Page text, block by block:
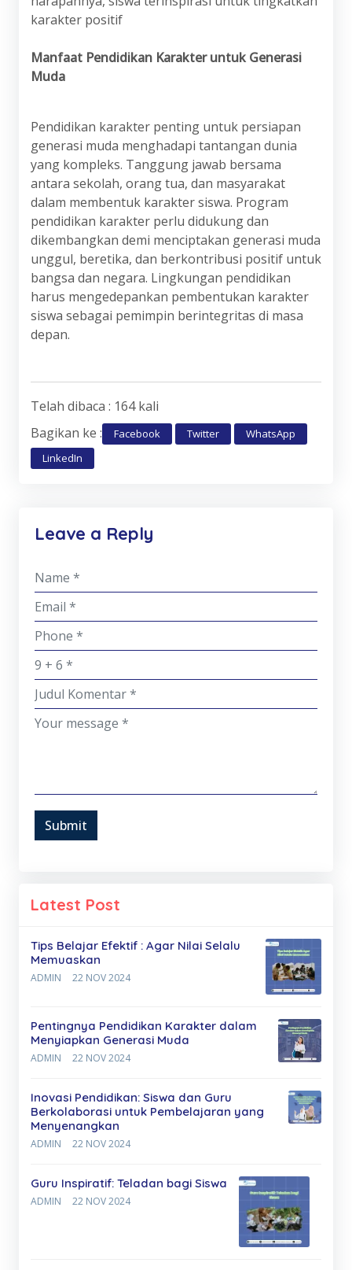
karakter positif
Manfaat Pendidikan Karakter untuk Generasi
Muda
Pendidikan karakter penting untuk persiapan
generasi muda menghadapi tantangan dunia
yang kompleks. Tanggung jawab bersama
antara sekolah, orang tua, dan masyarakat
dalam membentuk karakter siswa. Program
pendidikan karakter perlu didukung dan
dikembangkan demi menciptakan generasi muda
unggul, beretika, dan berkontribusi positif untuk
bangsa dan negara. Lingkungan pendidikan
harus mengedepankan pembentukan karakter
siswa sebagai pemimpin berintegritas di masa
depan.
Telah dibaca : 164 kali
Bagikan ke :
Facebook Twitter
WhatsApp
LinkedIn
Leave a Reply
Submit
Latest Post
Tips Belajar Efektif : Agar Nilai Selalu
Memuaskan
ADMIN 22 NOV 2024
Pentingnya Pendidikan Karakter dalam
Menyiapkan Generasi Muda
ADMIN 22 NOV 2024
Inovasi Pendidikan: Siswa dan Guru
Berkolaborasi untuk Pembelajaran yang
Menyenangkan
ADMIN 22 NOV 2024
Guru Inspiratif: Teladan bagi Siswa
ADMIN 22 NOV 2024